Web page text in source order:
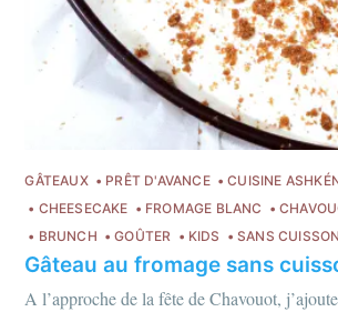
GÂTEAUX PRÊT D'AVANCE
CUISINE
CHEESECAKE
FROMAGE BLANC
BRUNCH
GOÛTER KIDS SANS CUISSON
Gâteau au fromage sans
A l’approche de la fête de Chavouot,
chaque
Rejoignez plus de 1 600
Une newsletter par
recettes de saison et
juives.